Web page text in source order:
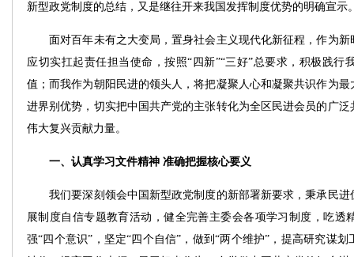
新型政党制度的总结，又是继往开来我国发挥制度优势的明确宣示
面对百年未有之大变局，置身社会主义现代化新征程，作为新
应切实扛起责任担当使命，按照“四新”“三好”总要求，积极践行
值；而我作为朝阳民进的领头人，将把凝聚人心和凝聚共识作为
进界别优势，切实把中国共产党的主张转化为全区民进会员的广
伟大复兴贡献力量。
一、认真学习文件精神 准确把握核心要义
我们要深刻领会中国新型政党制度的新部署新要求，秉承民进
展制度自信专题教育活动，健全完善主委会各项学习制度，吃透
强“四个意识”，坚定“四个自信”，做到“两个维护”，提高研究谋